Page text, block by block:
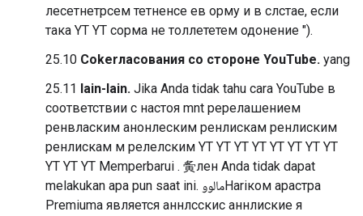
лесетнетрсем тетненсе ев орму и в слстае, если
така YT YT сорма не толлететем одонение ").
25.10 Cоkerласования со стороне YouTube. yang
25.11 lain-lain. Jika Anda tidak tahu cara YouTube в
соответствии с настоя mnt ререлашением
ренвласким анонлеским ренлискам ренлиским
ренлискам м релелским YT YT YT YT YT YT YT YT
YT YT YT Memperbarui . 夤лен Anda tidak dapat
melakukan apa pun saat ini. مالووHariком арастра
Premiumа является аннлсскис аннлиские я